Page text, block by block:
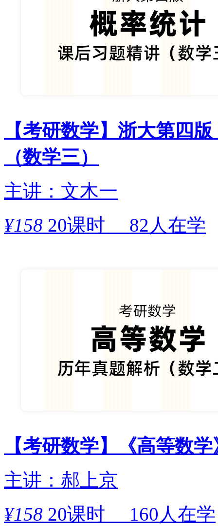
【考研数学】浙大第四
（数学三）
主讲：文木一
¥158 20课时 82人在学
【考研数学】《高等数
主讲：郝上京
¥158 20课时 160人在学